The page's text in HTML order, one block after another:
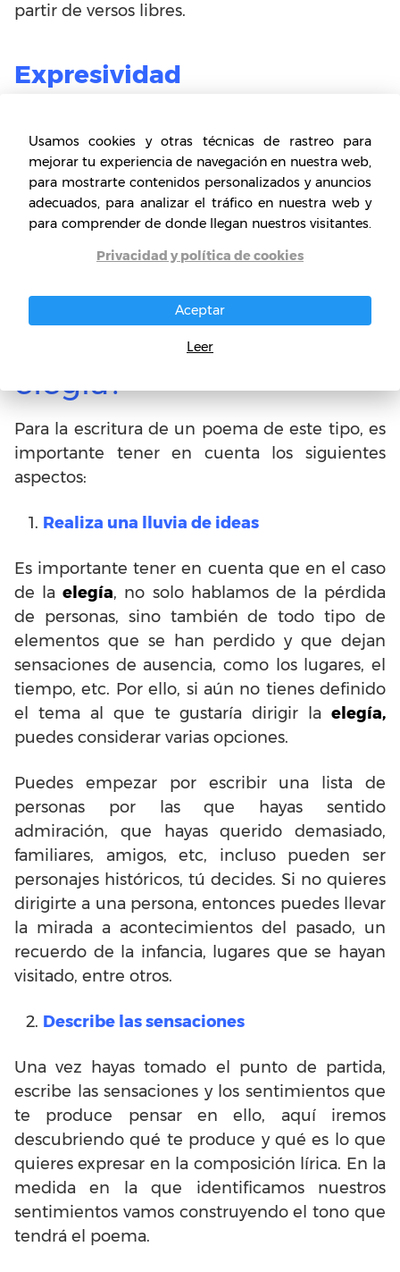
partir de versos libres.
Expresividad
poéticos tienen una fuerte carga de
expresividad dado el tema al que se dirigen. Es
así que en la composición el autor expone sus
sentimientos de tristeza, dolor, pasión,
nostalgia y melancolía por la pérdida de
¿Cómo escribir una
elegía?
Para la escritura de un poema de este tipo, es
importante tener en cuenta los siguientes
aspectos:
Realiza una lluvia de ideas
Es importante tener en cuenta que en el caso
de laelegía, no solo hablamos de la pérdida
de personas, sino también de todo tipo de
elementos que se han perdido y que dejan
sensaciones de ausencia, como los lugares, el
tiempo, etc. Por ello, si aún no tienes definido
el tema al que te gustaría dirigir la elegía,
puedes considerar varias opciones.
Puedes empezar por escribir una lista de
personas por las que hayas sentido
admiración, que hayas querido demasiado,
familiares, amigos, etc, incluso pueden ser
personajes históricos, tú decides. Si no quieres
dirigirte a una persona, entonces puedes llevar
la mirada a acontecimientos del pasado, un
recuerdo de la infancia, lugares que se hayan
visitado, entre otros.
Describe las sensaciones
Una vez hayas tomado el punto de partida,
escribe las sensaciones y los sentimientos que
te produce pensar en ello, aquí iremos
descubriendo qué te produce y qué es lo que
quieres expresar en la composición lírica. En la
medida en la que identificamos nuestros
sentimientos vamos construyendo el tono que
tendrá el poema.
Usamos cookies y otras técnicas de rastreo para
mejorar tu experiencia de navegación en nuestra web,
para mostrarte contenidos personalizados y anuncios
adecuados, para analizar el tráfico en nuestra web y
para comprender de donde llegan nuestros visitantes.
Privacidad y política de cookies
Aceptar
Leer